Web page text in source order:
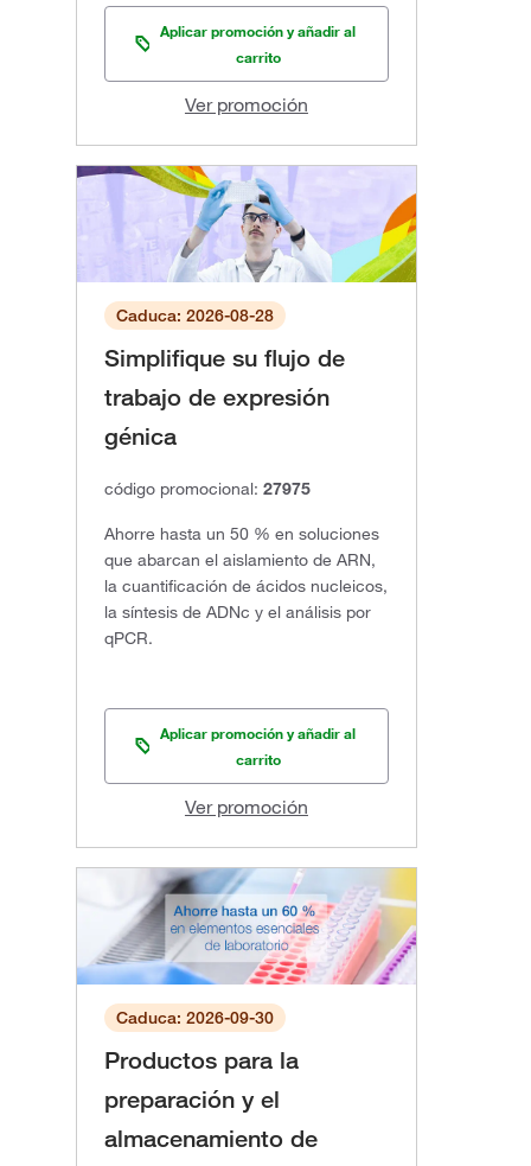
Aplicar promoción y añadir al
carrito
Ver promoción
Caduca: 2026-08-28
Simplifique su flujo de
trabajo de expresión
génica
código promocional: 27975
Ahorre hasta un 50 % en soluciones
que abarcan el aislamiento de ARN,
la cuantificación de ácidos nucleicos,
la síntesis de ADNc y el análisis por
qPCR.
Aplicar promoción y añadir al
carrito
Ver promoción
Caduca: 2026-09-30
Productos para la
preparación y el
almacenamiento de